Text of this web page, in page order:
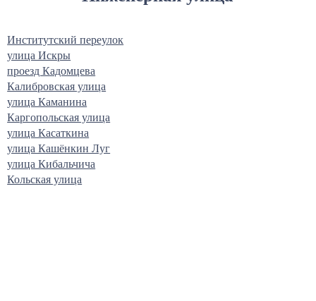
Институтский переулок
улица Искры
проезд Кадомцева
Калибровская улица
улица Каманина
Каргопольская улица
улица Касаткина
улица Кашёнкин Луг
улица Кибальчича
Кольская улица